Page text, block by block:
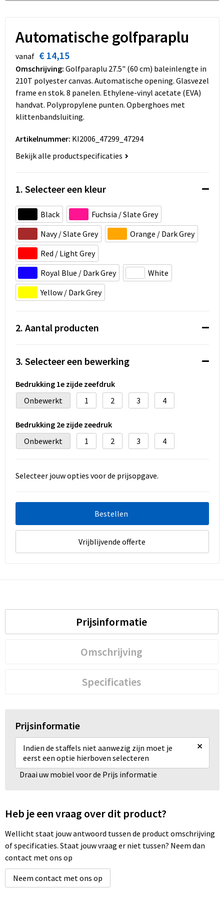
Kledingaccessoires
Schorten en Sloven
Gilets
Restauranttextiel
Hoofdbescherming
Gereedschap
Snoepgoed
Spellen voor binnen en buiten
Sport
Veiligheid, Auto en Fiets
Promotietassen
Boodschappentassen
Reistassen
Schoudertassen
Koffers en Trolleys
Koeltassen en Koelboxen
Accessoires voor tassen
Strandtassen
Heuptassen
Documententassen
Matrozentassen
Kledingtassen
Rugzakken
Automatische golfparaplu
vanaf € 14,15
Omschrijving: Golfparaplu 27.5" (60 cm) baleinlengte in
210T polyester canvas. Automatische opening. Glasvezel
frame en stok. 8 panelen. Ethylene-vinyl acetate (EVA)
handvat. Polypropylene punten. Opberghoes met
klittenbandsluiting.
Artikelnummer: KI2006_47299_47294
Bekijk alle productspecificaties
1. Selecteer een kleur
Black
Fuchsia / Slate Grey
Navy / Slate Grey
Orange / Dark Grey
Red / Light Grey
Royal Blue / Dark Grey
White
Yellow / Dark Grey
2. Aantal producten
3. Selecteer een bewerking
Bedrukking 1e zijde zeefdruk
Onbewerkt
1 2 3 4
Bedrukking 2e zijde zeedruk
Onbewerkt
1 2 3 4
Selecteer jouw opties voor de prijsopgave.
Bestellen
Vrijblijvende offerte
Prijsinformatie
Omschrijving
Specificaties
Prijsinformatie
Indien de staffels niet aanwezig zijn moet je
eerst een optie hierboven selecteren
×
Draai uw mobiel voor de Prijs informatie
Heb je een vraag over dit product?
Wellicht staat jouw antwoord tussen de product omschrijving
of specificaties. Staat jouw vraag er niet tussen? Neem dan
contact met ons op
Neem contact met ons op